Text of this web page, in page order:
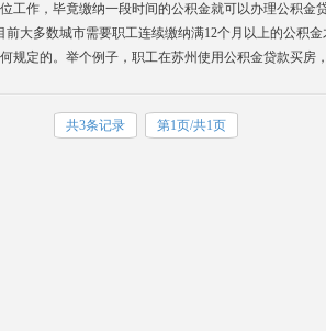
工作，毕竟缴纳一段时间的公积金就可以办理公积
数城市需要职工连续缴纳满12个月以上的公积金
规定的。举个例子，职工在苏州使用公积金贷款买房
共3条记录 第1页/共1页